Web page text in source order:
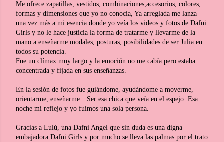
Me ofrece zapatillas, vestidos, combinaciones,accesorios, colores,
formas y dimensiones que yo no conocía, Ya arreglada me lanza
una vez más a mi esencia donde yo veía los videos y fotos de Dafni
Girls y no le hace justicia la forma de tratarme y llevarme de la
mano a enseñarme modales, posturas, posibilidades de ser Julia en
todos su potencia.
Fue un clímax muy largo y la emoción no me cabía pero estaba
concentrada y fijada en sus enseñanzas.
En la sesión de fotos fue guiándome, ayudándome a moverme,
orientarme, enseñarme…Ser esa chica que veía en el espejo. Esa
noche mi reflejo y yo fuimos una sola persona.
Gracias a Lulú, una Dafni Angel que sin duda es una digna
embajadora Dafni Girls y por mucho se lleva las palmas por el trato